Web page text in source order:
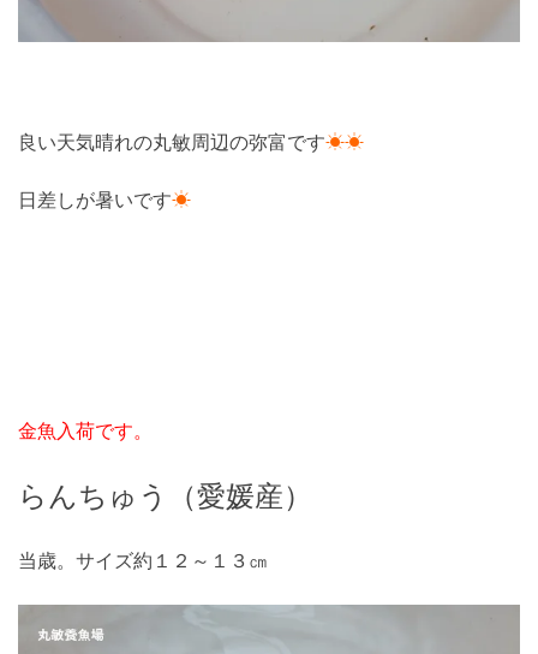
良い天気晴れの丸敏周辺の弥富です☀☀
日差しが暑いです☀
金魚入荷です。
らんちゅう（愛媛産）
当歳。サイズ約１２～１３㎝